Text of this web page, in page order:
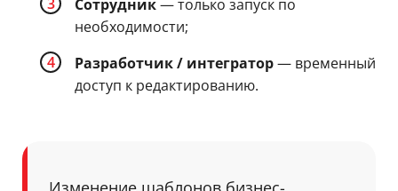
Сотрудник— только запуск по
необходимости;
Разработчик / интегратор— временный
доступ к редактированию.